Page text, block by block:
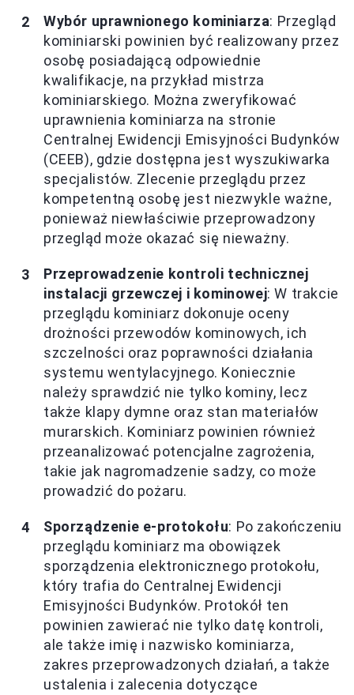
Wybór uprawnionego kominiarza: Przegląd
kominiarski powinien być realizowany przez
osobę posiadającą odpowiednie
kwalifikacje, na przykład mistrza
kominiarskiego. Można zweryfikować
uprawnienia kominiarza na stronie
Centralnej Ewidencji Emisyjności Budynków
(CEEB), gdzie dostępna jest wyszukiwarka
specjalistów. Zlecenie przeglądu przez
kompetentną osobę jest niezwykle ważne,
ponieważ niewłaściwie przeprowadzony
przegląd może okazać się nieważny.
Przeprowadzenie kontroli technicznej
instalacji grzewczej i kominowej: W trakcie
przeglądu kominiarz dokonuje oceny
drożności przewodów kominowych, ich
szczelności oraz poprawności działania
systemu wentylacyjnego. Koniecznie
należy sprawdzić nie tylko kominy, lecz
także klapy dymne oraz stan materiałów
murarskich. Kominiarz powinien również
przeanalizować potencjalne zagrożenia,
takie jak nagromadzenie sadzy, co może
prowadzić do pożaru.
Sporządzenie e-protokołu: Po zakończeniu
przeglądu kominiarz ma obowiązek
sporządzenia elektronicznego protokołu,
który trafia do Centralnej Ewidencji
Emisyjności Budynków. Protokół ten
powinien zawierać nie tylko datę kontroli,
ale także imię i nazwisko kominiarza,
zakres przeprowadzonych działań, a także
ustalenia i zalecenia dotyczące